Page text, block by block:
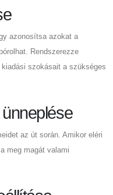
azonosítsa azokat a
Rendszerezze
szokásait a szükséges
az út során. Amikor eléri
meg magát valami